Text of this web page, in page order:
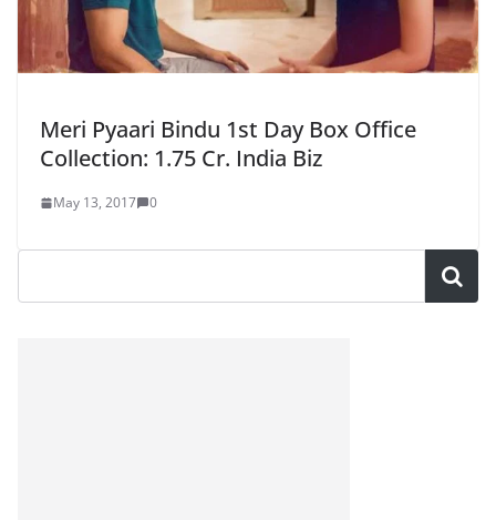
Meri Pyaari Bindu 1st Day Box Office
Collection: 1.75 Cr. India Biz
May 13, 2017 0